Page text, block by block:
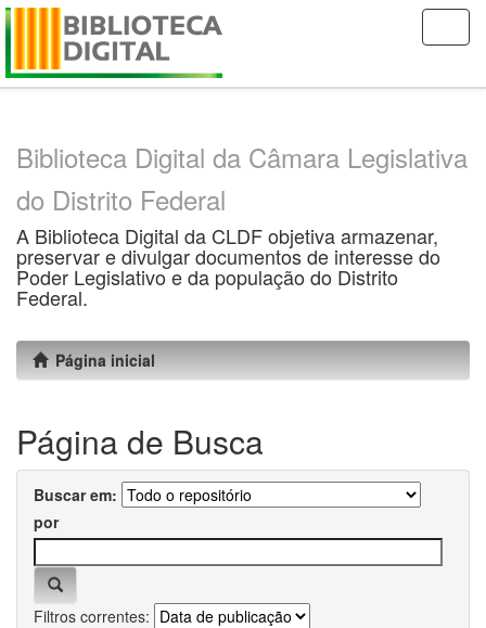
Skip
Biblioteca Digital da Câmara Legislativa
do Distrito Federal
A Biblioteca Digital da CLDF objetiva armazenar,
preservar e divulgar documentos de interesse do
Poder Legislativo e da população do Distrito
Federal.
Página inicial
Página de Busca
Buscar em:
por
Filtros correntes: